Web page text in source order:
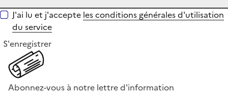
J'ai lu et j'accepte les conditions générales d'utilisation
du service
S'enregistrer
Abonnez-vous à notre lettre d'information